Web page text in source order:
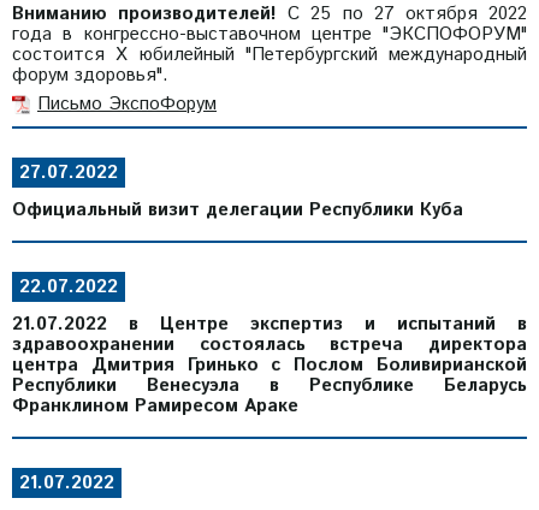
Вниманию производителей! С 25 по 27 октября 2022
года в конгрессно-выставочном центре "ЭКСПОФОРУМ"
состоится Х юбилейный "Петербургский международный
форум здоровья".
Письмо ЭкспоФорум
27.07.2022
Официальный визит делегации Республики Куба
22.07.2022
21.07.2022 в Центре экспертиз и испытаний в
здравоохранении состоялась встреча директора
центра Дмитрия Гринько с Послом Боливирианской
Республики Венесуэла в Республике Беларусь
Франклином Рамиресом Араке
21.07.2022